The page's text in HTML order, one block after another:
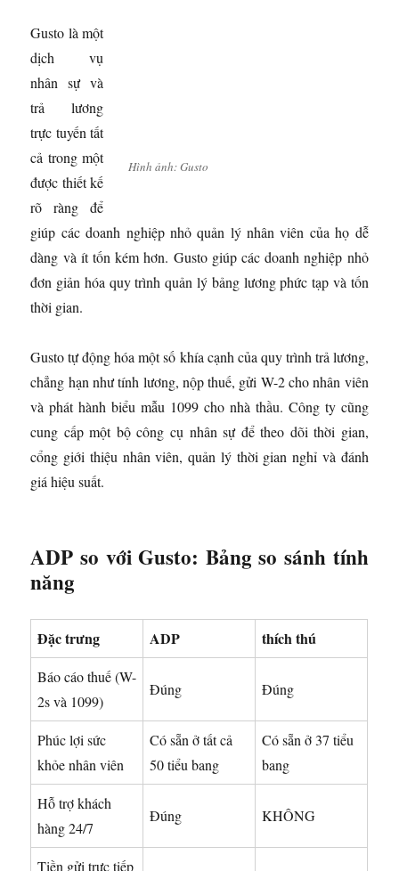
Hình ảnh: Gusto
Gusto là một
dịch vụ
nhân sự và
trả lương
trực tuyến tất
cả trong một
được thiết kế
rõ ràng để
giúp các doanh nghiệp nhỏ quản lý nhân viên của họ dễ
dàng và ít tốn kém hơn. Gusto giúp các doanh nghiệp nhỏ
đơn giản hóa quy trình quản lý bảng lương phức tạp và tốn
thời gian.
Gusto tự động hóa một số khía cạnh của quy trình trả lương,
chẳng hạn như tính lương, nộp thuế, gửi W-2 cho nhân viên
và phát hành biểu mẫu 1099 cho nhà thầu. Công ty cũng
cung cấp một bộ công cụ nhân sự để theo dõi thời gian,
cổng giới thiệu nhân viên, quản lý thời gian nghỉ và đánh
giá hiệu suất.
ADP so với Gusto: Bảng so sánh tính
năng
Đặc trưng ADP thích thú
Báo cáo thuế (W-
2s và 1099)
Đúng Đúng
Phúc lợi sức
khỏe nhân viên
Có sẵn ở tất cả
50 tiểu bang
Có sẵn ở 37 tiểu
bang
Hỗ trợ khách
hàng 24/7
Đúng KHÔNG
Tiền gửi trực tiếp